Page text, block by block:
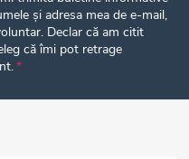
și adresa mea de e-mail,
Declar că am citit
că îmi pot retrage